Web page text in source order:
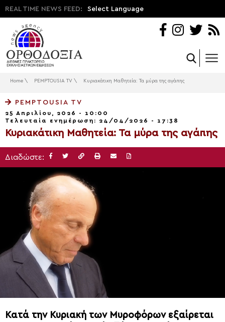
REAL TIME NEWS FEED: Select Language
Home \ PEMPTOUSIA TV \ Κυριακάτικη Μαθητεία: Τα μύρα της αγάπης
PEMPTOUSIA TV
25 Απριλίου, 2026 - 10:00
Τελευταία ενημέρωση: 24/04/2026 - 17:38
Κυριακάτικη Μαθητεία: Τα μύρα της αγάπης
Διαδώστε:
Κατά την Κυριακή των Μυροφόρων εξαίρεται